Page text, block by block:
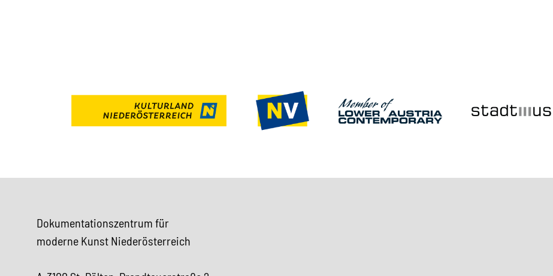
Dokumentationszentrum für
moderne Kunst Niederösterreich